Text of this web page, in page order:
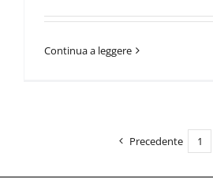
Continua a leggere
Precedente 1